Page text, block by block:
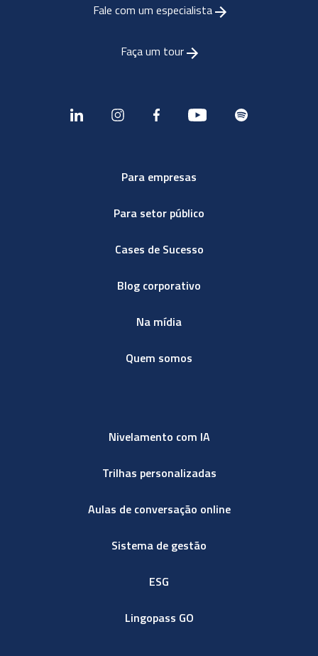
Fale com um especialista
Faça um tour
Para empresas
Para setor público
Cases de Sucesso
Blog corporativo
Na mídia
Quem somos
Nivelamento com IA
Trilhas personalizadas
Aulas de conversação online
Sistema de gestão
ESG
Lingopass GO